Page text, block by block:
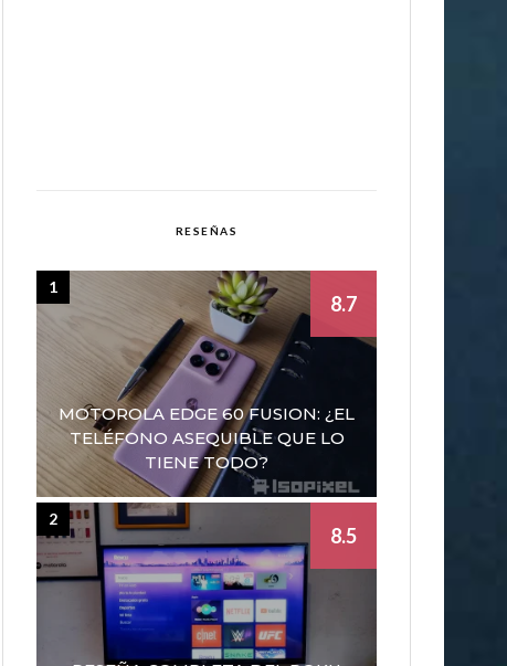
RESEÑAS
MOTOROLA EDGE 60 FUSION: ¿EL
TELÉFONO ASEQUIBLE QUE LO
TIENE TODO?
8.7
1
8.5
2